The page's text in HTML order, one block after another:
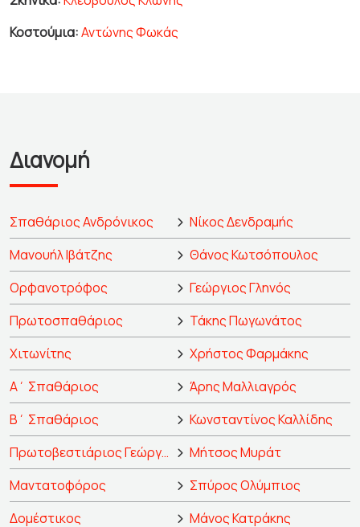
Κοστούμια:Αντώνης Φωκάς
Διανομή
Σπαθάριος Ανδρόνικος
Νίκος Δενδραμής
Μανουήλ Ιβάτζης
Θάνος Κωτσόπουλος
Ορφανοτρόφος
Γεώργιος Γληνός
Πρωτοσπαθάριος
Τάκης Πωγωνάτος
Χιτωνίτης
Χρήστος Φαρμάκης
Α΄ Σπαθάριος
Άρης Μαλλιαγρός
Β΄ Σπαθάριος
Κωνσταντίνος Καλλίδης
Πρωτοβεστιάριος Γεώργιος
Μήτσος Μυράτ
Μαντατοφόρος
Σπύρος Ολύμπιος
Δομέστικος
Μάνος Κατράκης